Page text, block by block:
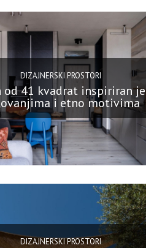
DIZAJNERSKI PROSTORI
od 41 kvadrat inspiriran je
i etno motivima
DIZAJNERSKI PROSTORI